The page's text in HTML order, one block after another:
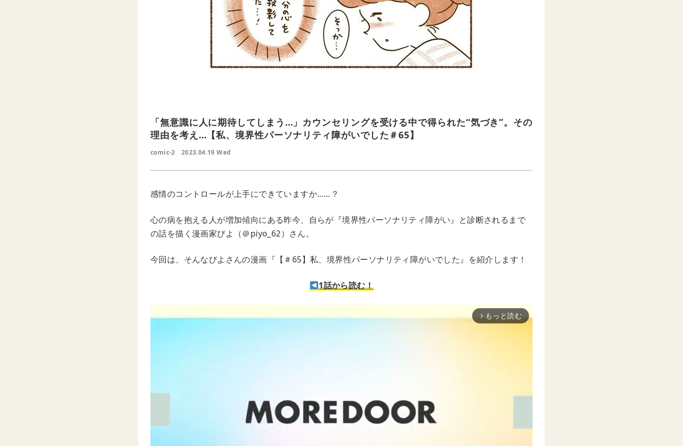
「無意識に人に期待してしまう…」カウンセリングを受ける中で得られた“気づき”。その
理由を考え…【私、境界性パーソナリティ障がいでした＃65】
comic-2 2023.04.19 Wed
感情のコントロールが上手にできていますか……？
心の病を抱える人が増加傾向にある昨今、自らが『境界性パーソナリティ障がい』と診断されるまで
の話を描く漫画家ぴよ（＠piyo_62）さん。
今回は、そんなぴよさんの漫画『【＃65】私、境界性パーソナリティ障がいでした』を紹介します！
1話から読む！
arrow_forward_ios もっと読む